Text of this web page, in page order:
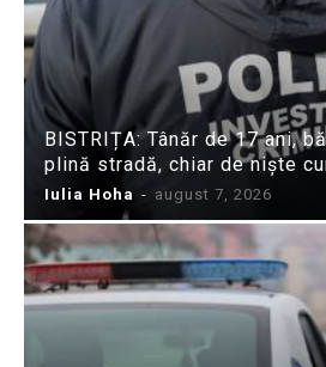
BISTRIȚA: Tânăr de 17 ani,
plină stradă, chiar de niște
Iulia Hoha - august 7, 2026